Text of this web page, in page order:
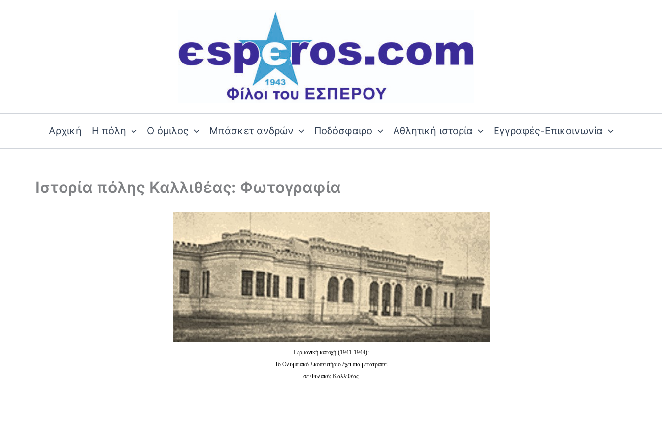
Αρχική Η πόλη Ο όμιλος Μπάσκετ ανδρών Ποδόσφαιρο Αθλητική ιστορία Εγγραφές-Επικοινωνία
Ιστορία πόλης Καλλιθέας: Φωτογραφία
Γερμανική κατοχή (1941-1944):
Το Ολυμπιακό Σκοπευτήριο έχει πια μετατραπεί
σε Φυλακές Καλλιθέας